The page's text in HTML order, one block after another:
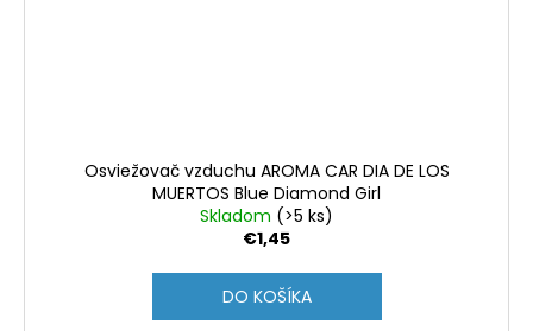
Osviežovač vzduchu AROMA CAR DIA DE LOS
MUERTOS Blue Diamond Girl
Skladom (>5 ks)
€1,45
DO KOŠÍKA